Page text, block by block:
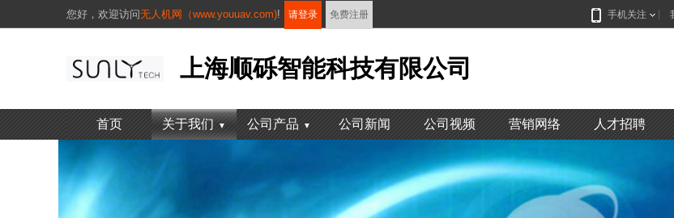
您好， 欢迎访问无人机网（www.youuav.com)! 请登录 免费注册 手机关注
上海顺砾智能科技有限公司
首页 关于我们 ▼ 公司产品 ▼ 公司新闻 公司视频 营销网络 人才招聘